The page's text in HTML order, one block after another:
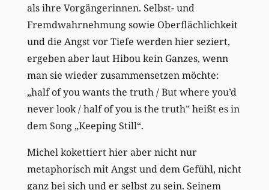
als ihre Vorgängerinnen. Selbst- und
Fremdwahrnehmung sowie Oberflächlichkeit
und die Angst vor Tiefe werden hier seziert,
ergeben aber laut Hibou kein Ganzes, wenn
man sie wieder zusammensetzen möchte:
„half of you wants the truth / But where you’d
never look / half of you is the truth” heißt es in
dem Song „Keeping Still“.
Michel kokettiert hier aber nicht nur
metaphorisch mit Angst und dem Gefühl, nicht
ganz bei sich und er selbst zu sein. Seinem